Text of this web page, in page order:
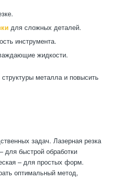
для сложных деталей.
инструмента.
жидкости.
металла и повысить
задач. Лазерная резка
для быстрой обработки
– для простых форм.
оптимальный метод,